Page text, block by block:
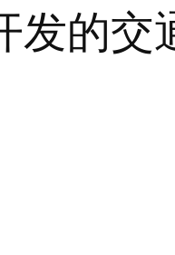
发的交